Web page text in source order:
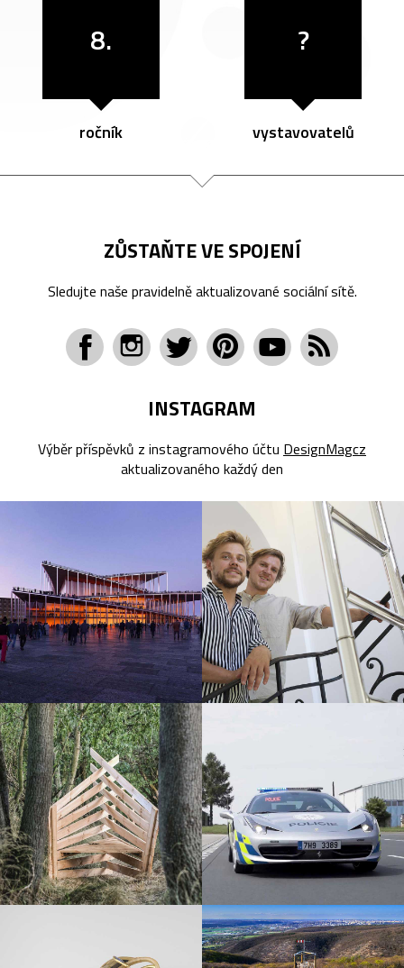
8.
ročník
?
vystavovatelů
ZŮSTAŇTE VE SPOJENÍ
Sledujte naše pravidelně aktualizované sociální sítě.
INSTAGRAM
Výběr příspěvků z instagramového účtu DesignMagcz
aktualizovaného každý den